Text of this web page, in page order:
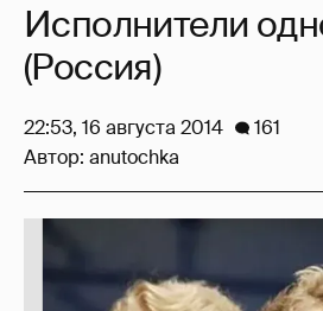
Исполнители
(Россия)
22:53, 16 августа 2014
161
Автор: anutochka